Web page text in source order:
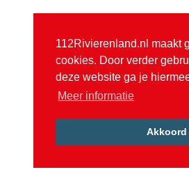
112Rivierenland.nl maakt
cookies. Door verder
deze website ga je
Meer informatie
Akkoord